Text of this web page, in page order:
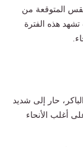
المتوقعة من
إلى السبت 13 يونيو 2026، حيث تشهد هذه الفترة
حار إلى شديد
أغلب الأنحاء